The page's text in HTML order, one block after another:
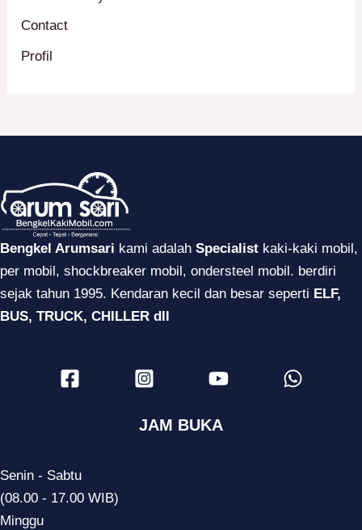
Contact
Profil
Bengkel Arumsari kami adalah Specialist kaki-kaki mobil,
per mobil, shockbreaker mobil, ondersteel mobil. berdiri
sejak tahun 1995. Kendaran kecil dan besar seperti ELF,
BUS, TRUCK, CHILLER dll
JAM BUKA
Senin - Sabtu
(08.00 - 17.00 WIB)
Minggu